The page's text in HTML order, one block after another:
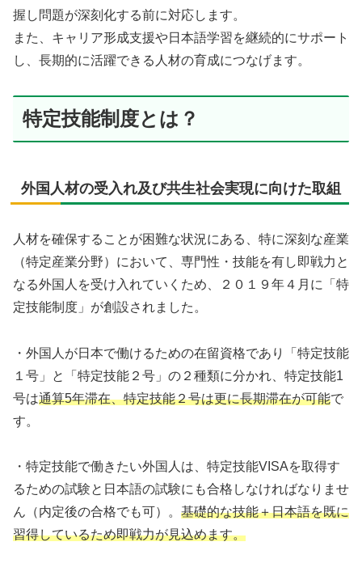
握し問題が深刻化する前に対応します。
また、キャリア形成支援や日本語学習を継続的にサポート
し、長期的に活躍できる人材の育成につなげます。
特定技能制度とは？
外国人材の受入れ及び共生社会実現に向けた取組
人材を確保することが困難な状況にある、特に深刻な産業
（特定産業分野）において、専門性・技能を有し即戦力と
なる外国人を受け入れていくため、２０１９年４月に「特
定技能制度」が創設されました。
・外国人が日本で働けるための在留資格であり「特定技能
１号」と「特定技能２号」の２種類に分かれ、特定技能1
号は通算5年滞在、特定技能２号は更に長期滞在が可能で
す。
・特定技能で働きたい外国人は、特定技能VISAを取得す
るための試験と日本語の試験にも合格しなければなりませ
ん（内定後の合格でも可）。 基礎的な技能＋日本語を既に
習得しているため即戦力が見込めます。